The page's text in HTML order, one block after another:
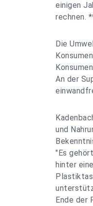
einigen
rechnen.
Die
An der
und
"Es
hinter
Ende der